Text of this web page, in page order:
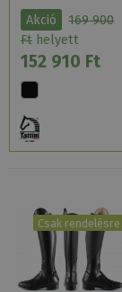
…
Akció
169 900
Ft helyett
152 910 Ft
Csak rendelésre